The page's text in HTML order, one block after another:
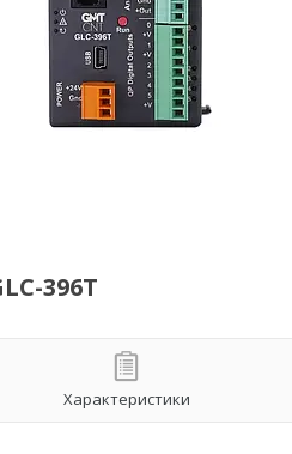
396T
Характеристики